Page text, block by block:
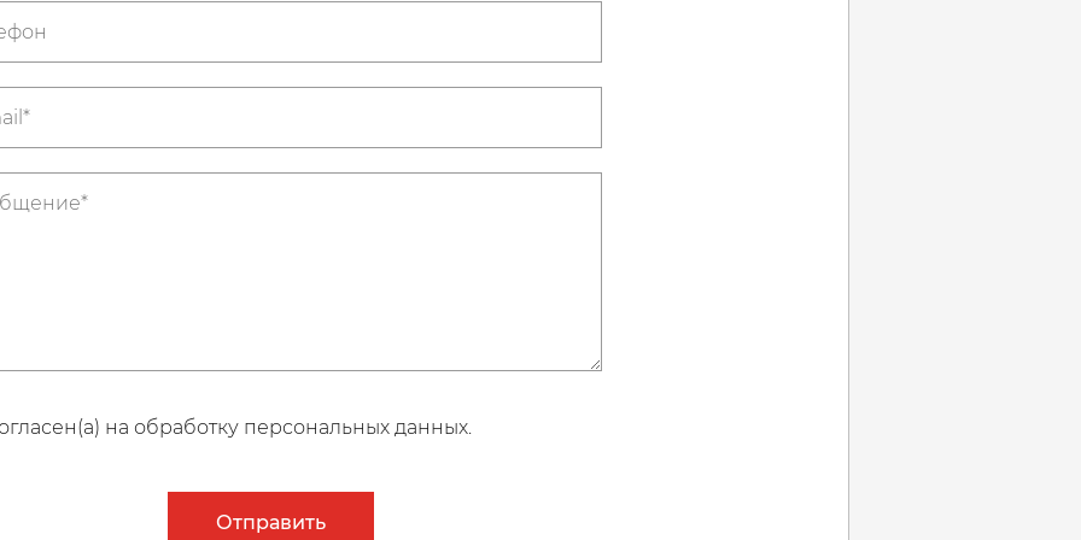
на обработку персональных данных.
Отправить